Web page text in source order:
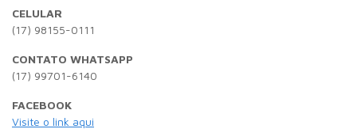
CELULAR
(17) 98155-0111
CONTATO WHATSAPP
(17) 99701-6140
FACEBOOK
Visite o link aqui